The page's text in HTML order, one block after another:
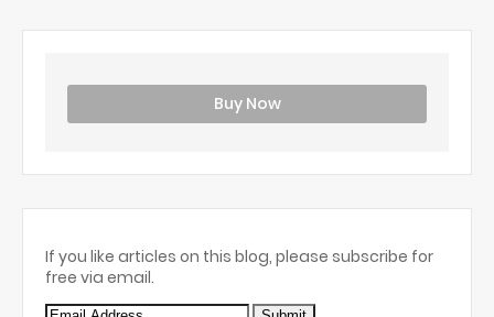
Buy Now
If you like articles on this blog, please subscribe for
free via email.